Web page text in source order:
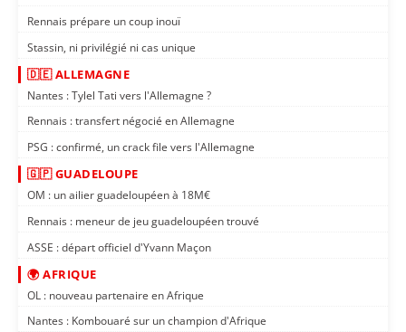
Rennais prépare un coup inouï
Stassin, ni privilégié ni cas unique
🇩🇪 ALLEMAGNE
Nantes : Tylel Tati vers l'Allemagne ?
Rennais : transfert négocié en Allemagne
PSG : confirmé, un crack file vers l'Allemagne
🇬🇵 GUADELOUPE
OM : un ailier guadeloupéen à 18M€
Rennais : meneur de jeu guadeloupéen trouvé
ASSE : départ officiel d'Yvann Maçon
🌍 AFRIQUE
OL : nouveau partenaire en Afrique
Nantes : Kombouaré sur un champion d'Afrique